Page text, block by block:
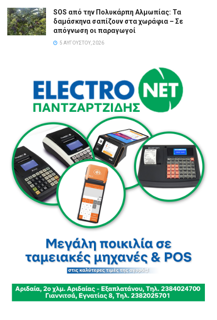
SOS από την Πολυκάρπη Αλμωπίας: Τα
δαμάσκηνα σαπίζουν στα χωράφια – Σε
απόγνωση οι παραγωγοί
5 ΑΥΓΟΎΣΤΟΥ, 2026